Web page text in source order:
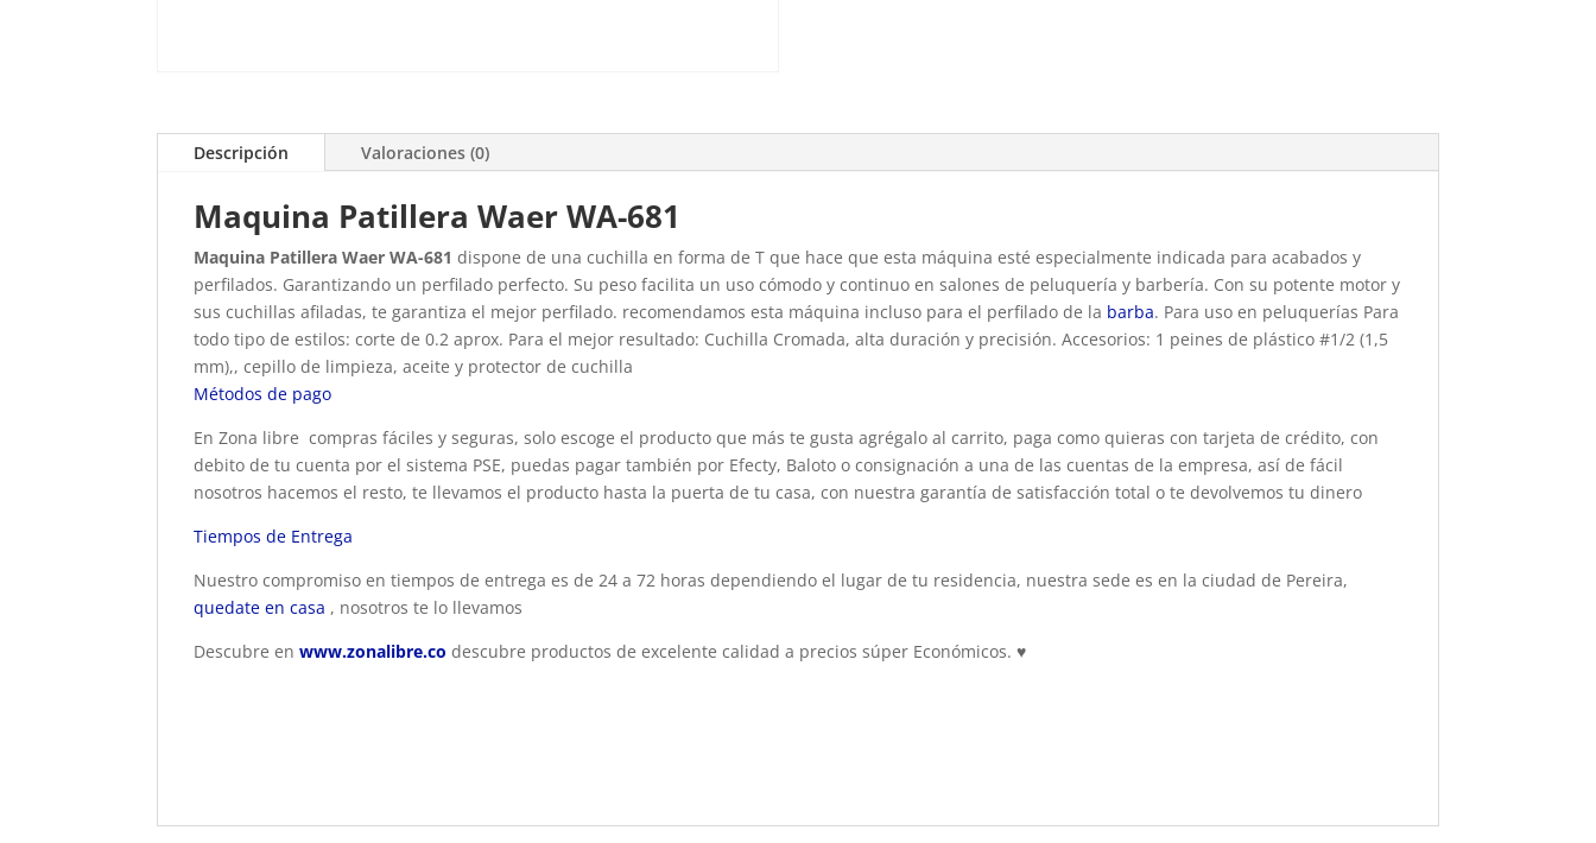
Descripción Valoraciones (0)
Maquina Patillera Waer WA-681
Maquina Patillera Waer WA-681 dispone de una cuchilla en forma de T que hace que esta máquina esté especialmente indicada para acabados y
perfilados. Garantizando un perfilado perfecto. Su peso facilita un uso cómodo y continuo en salones de peluquería y barbería. Con su potente motor y
sus cuchillas afiladas, te garantiza el mejor perfilado. recomendamos esta máquina incluso para el perfilado de la barba. Para uso en peluquerías Para
todo tipo de estilos: corte de 0.2 aprox. Para el mejor resultado: Cuchilla Cromada, alta duración y precisión. Accesorios: 1 peines de plástico #1/2 (1,5
mm),, cepillo de limpieza, aceite y protector de cuchilla
Métodos de pago
En Zona libre compras fáciles y seguras, solo escoge el producto que más te gusta agrégalo al carrito, paga como quieras con tarjeta de crédito, con
debito de tu cuenta por el sistema PSE, puedas pagar también por Efecty, Baloto o consignación a una de las cuentas de la empresa, así de fácil
nosotros hacemos el resto, te llevamos el producto hasta la puerta de tu casa, con nuestra garantía de satisfacción total o te devolvemos tu dinero
Tiempos de Entrega
Nuestro compromiso en tiempos de entrega es de 24 a 72 horas dependiendo el lugar de tu residencia, nuestra sede es en la ciudad de Pereira,
quedate en casa , nosotros te lo llevamos
Descubre en www.zonalibre.co descubre productos de excelente calidad a precios súper Económicos. ♥